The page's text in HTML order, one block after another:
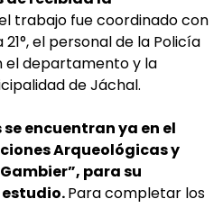
trabajo fue coordinado con
el personal de la Policía
el departamento y la
de Jáchal.
encuentran ya en el
Arqueológicas y
para su
Para completar los